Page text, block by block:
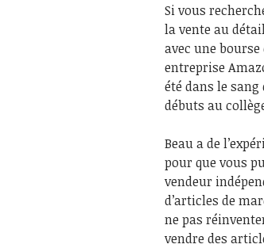
Si vous
la vente au
avec une
entreprise
été dans le sang
débuts au
Beau a de
pour que vous
vendeur
d’articles de
ne pas
vendre des